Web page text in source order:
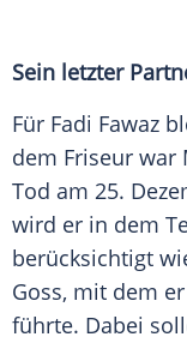
Sein letzter
Für Fadi Fawaz
dem Friseur war
Tod am 25.
wird er in dem
berücksichtigt
Goss, mit dem
führte. Dabei